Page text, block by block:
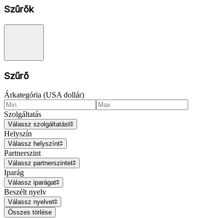
Szűrők
Szűrő
Árkategória (USA dollár)
Szolgáltatás
Válassz szolgáltatást
Helyszín
Válassz helyszínt
Partnerszint
Válassz partnerszintet
Iparág
Válassz iparágat
Beszélt nyelv
Válassz nyelvet
Összes törlése